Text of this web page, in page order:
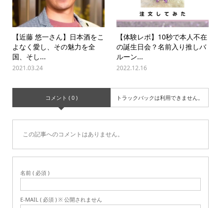
【近藤 悠一さん】日本酒をこ
よなく愛し、その魅力を全
国、そし...
2021.03.24
【体験レポ】10秒で本人不在
の誕生日会？名前入り推しバ
ルーン...
2022.12.16
コメント ( 0 ) トラックバックは利用できません。
この記事へのコメントはありません。
名前 ( 必須 )
E-MAIL ( 必須 ) ※ 公開されません